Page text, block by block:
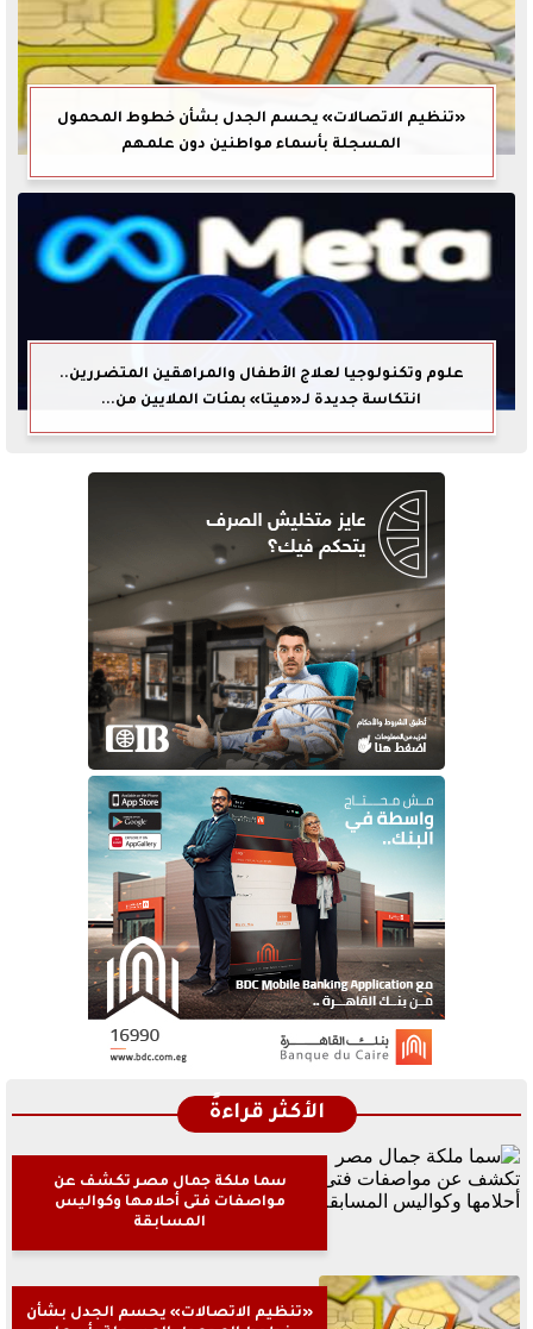
«تنظيم الاتصالات» يحسم الجدل بشأن خطوط المحمول
المسجلة بأسماء مواطنين دون علمهم
علوم وتكنولوجيا لعلاج الأطفال والمراهقين المتضررين..
انتكاسة جديدة لـ«ميتا» بمئات الملايين من...
الأكثر قراءةً
سما ملكة جمال مصر تكشف عن
مواصفات فتى أحلامها وكواليس
المسابقة
«تنظيم الاتصالات» يحسم الجدل بشأن